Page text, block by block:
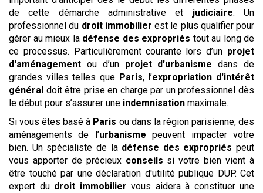
de cette démarche administrative et judiciaire. Un
professionnel du droit immobilier est le plus qualifier pour
gérer au mieux la défense des expropriés tout au long de
ce processus. Particulièrement courante lors d’un projet
d'aménagement ou d’un projet d'urbanisme dans de
grandes villes telles que Paris, l’expropriation d'intérêt
général doit être prise en charge par un professionnel dès
le début pour s’assurer une indemnisation maximale.
Si vous êtes basé à Paris ou dans la région parisienne, des
aménagements de l’urbanisme peuvent impacter votre
bien. Un spécialiste de la défense des expropriés peut
vous apporter de précieux conseils si votre bien vient à
être touché par une déclaration d'utilité publique DUP. Cet
expert du droit immobilier vous aidera à constituer une